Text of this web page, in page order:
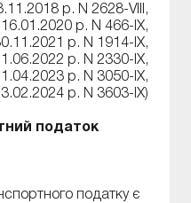
р. N 2628-VIII,
16.01.2020 р. N 466-IX,
р. N 1914-IX,
р. N 2330-IX,
р. N 3050-IX,
р. N 3603-IX)
податок
податку є